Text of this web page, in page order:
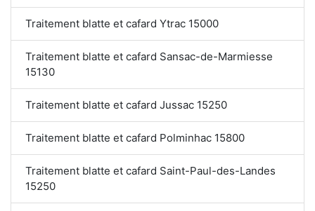
Traitement blatte et cafard Ytrac 15000
Traitement blatte et cafard Sansac-de-Marmiesse
15130
Traitement blatte et cafard Jussac 15250
Traitement blatte et cafard Polminhac 15800
Traitement blatte et cafard Saint-Paul-des-Landes
15250